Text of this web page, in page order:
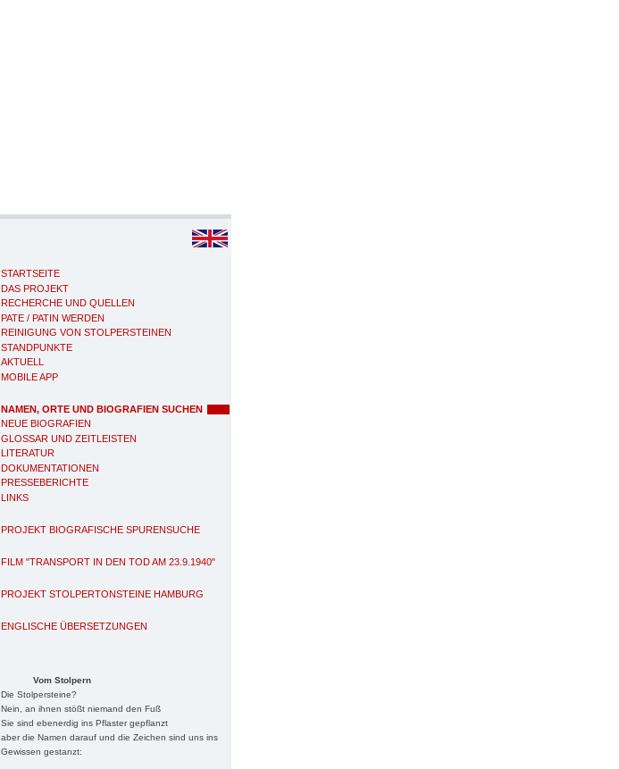
STARTSEITE
DAS PROJEKT
RECHERCHE UND QUELLEN
PATE / PATIN WERDEN
REINIGUNG VON STOLPERSTEINEN
STANDPUNKTE
AKTUELL
MOBILE APP
NAMEN, ORTE UND BIOGRAFIEN SUCHEN
NEUE BIOGRAFIEN
GLOSSAR UND ZEITLEISTEN
LITERATUR
DOKUMENTATIONEN
PRESSEBERICHTE
LINKS
PROJEKT BIOGRAFISCHE SPURENSUCHE
FILM "TRANSPORT IN DEN TOD AM 23.9.1940"
PROJEKT STOLPERTONSTEINE HAMBURG
ENGLISCHE ÜBERSETZUNGEN
Vom Stolpern
Die Stolpersteine?
Nein, an ihnen stößt niemand den Fuß
Sie sind ebenerdig ins Pflaster gepflanzt
aber die Namen darauf und die Zeichen sind uns ins
Gewissen gestanzt: